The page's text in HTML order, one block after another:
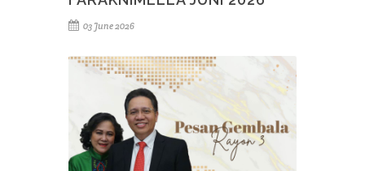
03 June 2026